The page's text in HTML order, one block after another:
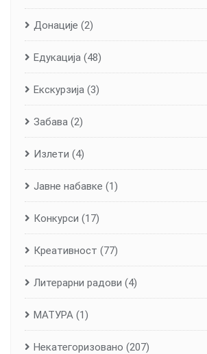
Донације (2)
Едукација (48)
Екскурзија (3)
Забава (2)
Излети (4)
Јавне набавке (1)
Конкурси (17)
Креативност (77)
Литерарни радови (4)
МАТУРА (1)
Некатегоризовано (207)